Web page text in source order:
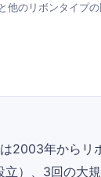
他のリボンタイプ
2003年からリ
立）、3回の大